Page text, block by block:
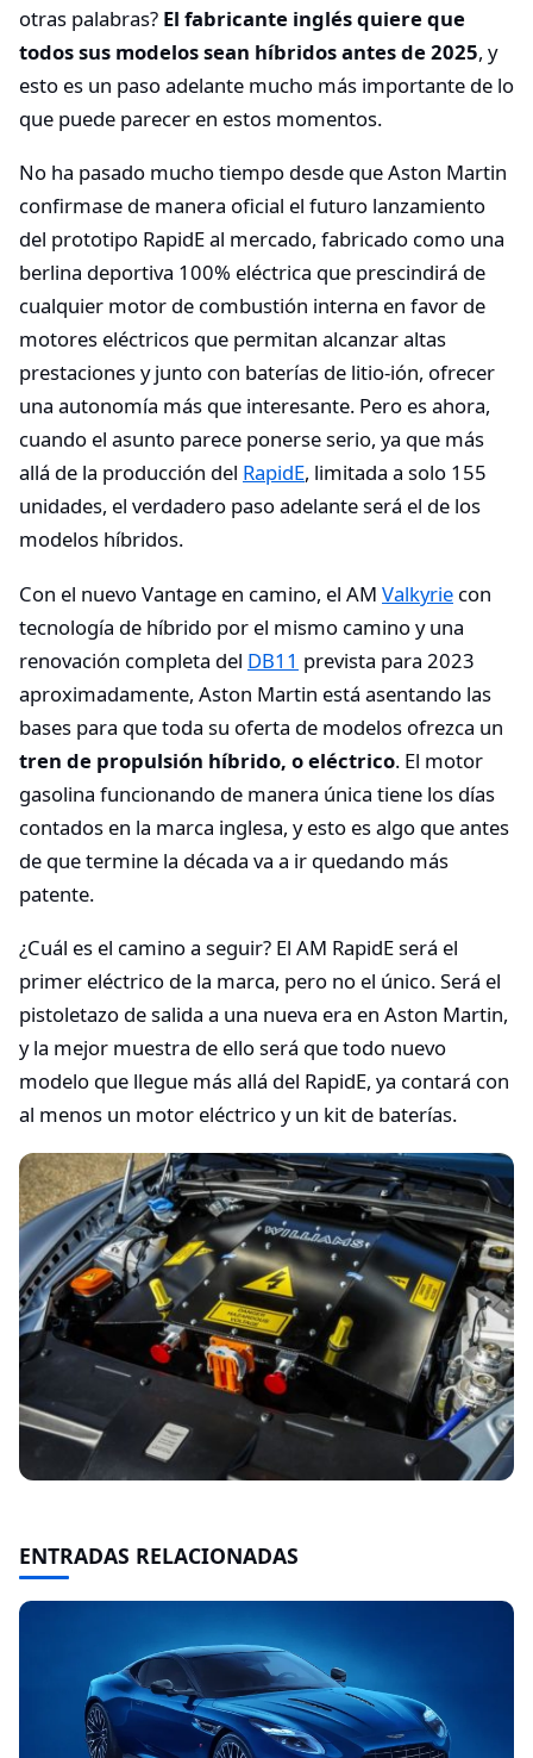
otras palabras? El fabricante inglés quiere que
todos sus modelos sean híbridos antes de 2025, y
esto es un paso adelante mucho más importante de lo
que puede parecer en estos momentos.
No ha pasado mucho tiempo desde que Aston Martin
confirmase de manera oficial el futuro lanzamiento
del prototipo RapidE al mercado, fabricado como una
berlina deportiva 100% eléctrica que prescindirá de
cualquier motor de combustión interna en favor de
motores eléctricos que permitan alcanzar altas
prestaciones y junto con baterías de litio-ión, ofrecer
una autonomía más que interesante. Pero es ahora,
cuando el asunto parece ponerse serio, ya que más
allá de la producción del RapidE, limitada a solo 155
unidades, el verdadero paso adelante será el de los
modelos híbridos.
Con el nuevo Vantage en camino, el AM Valkyrie con
tecnología de híbrido por el mismo camino y una
renovación completa del DB11 prevista para 2023
aproximadamente, Aston Martin está asentando las
bases para que toda su oferta de modelos ofrezca un
tren de propulsión híbrido, o eléctrico. El motor
gasolina funcionando de manera única tiene los días
contados en la marca inglesa, y esto es algo que antes
de que termine la década va a ir quedando más
patente.
¿Cuál es el camino a seguir? El AM RapidE será el
primer eléctrico de la marca, pero no el único. Será el
pistoletazo de salida a una nueva era en Aston Martin,
y la mejor muestra de ello será que todo nuevo
modelo que llegue más allá del RapidE, ya contará con
al menos un motor eléctrico y un kit de baterías.
ENTRADAS RELACIONADAS